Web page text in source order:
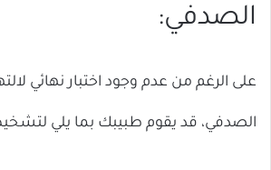
الصدفي:
على الرغم من عدم وجود اختبار نهائي
الصدفي، قد يقوم طبيبك بما يلي